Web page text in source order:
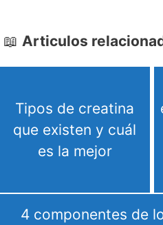
Articulos
Tipos de creatina
que existen y cuál
es la mejor
4 componentes de